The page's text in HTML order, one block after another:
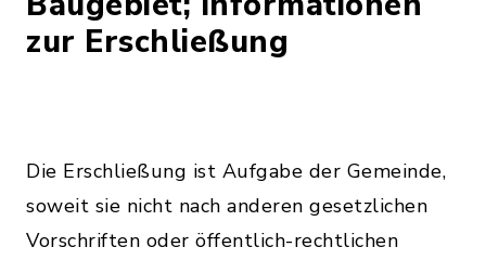
zur Erschließung
Die Erschließung ist Aufgabe der Gemeinde,
soweit sie nicht nach anderen gesetzlichen
Vorschriften oder öffentlich-rechtlichen